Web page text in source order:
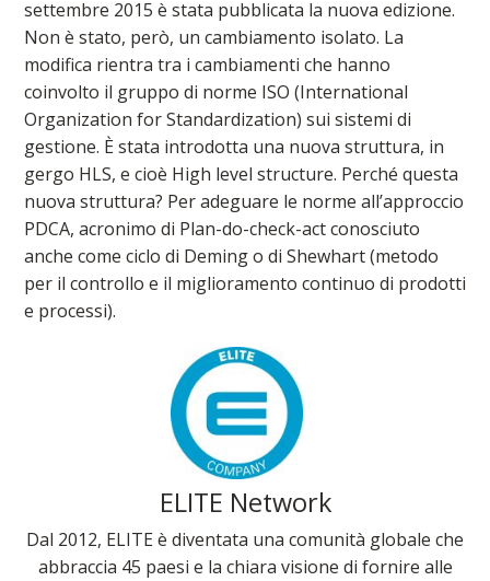
settembre 2015 è stata pubblicata la nuova edizione.
Non è stato, però, un cambiamento isolato. La
modifica rientra tra i cambiamenti che hanno
coinvolto il gruppo di norme ISO (International
Organization for Standardization) sui sistemi di
gestione. È stata introdotta una nuova struttura, in
gergo HLS, e cioè High level structure. Perché questa
nuova struttura? Per adeguare le norme all’approccio
PDCA, acronimo di Plan-do-check-act conosciuto
anche come ciclo di Deming o di Shewhart (metodo
per il controllo e il miglioramento continuo di prodotti
e processi).
ELITE Network
Dal 2012, ELITE è diventata una comunità globale che
abbraccia 45 paesi e la chiara visione di fornire alle